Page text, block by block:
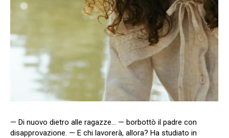
— Di nuovo dietro alle ragazze… — borbottò il padre con
disapprovazione. — E chi lavorerà, allora? Ha studiato in